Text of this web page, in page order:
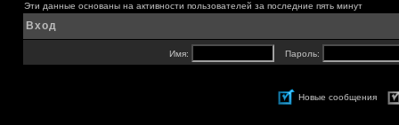
Эти данные основаны на активности пользователей за последние пять минут
Вход
Имя: Пароль:
Новые сообщения